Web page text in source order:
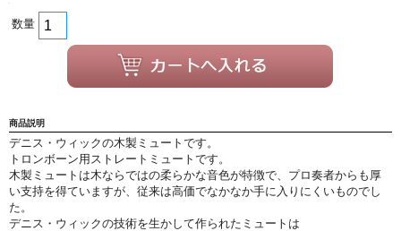
数量
商品説明
デニス・ウィックの木製ミュートです。
トロンボーン用ストレートミュートです。
木製ミュートは木ならではの柔らかな音色が特徴で、プロ奏者からも厚
い支持を得ていますが、従来は高価でなかなか手に入りにくいものでし
た。
デニス・ウィックの技術を生かして作られたミュートは